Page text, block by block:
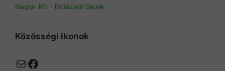
Magtár Kft - Erdészeti Gépek
Közösségi ikonok
MailFacebook